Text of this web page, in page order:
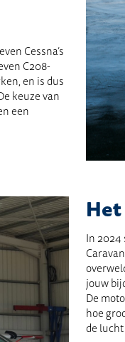
Cessna’s
C208-
en is dus
keuze van
een
In 2024
jouw
De
hoe
de